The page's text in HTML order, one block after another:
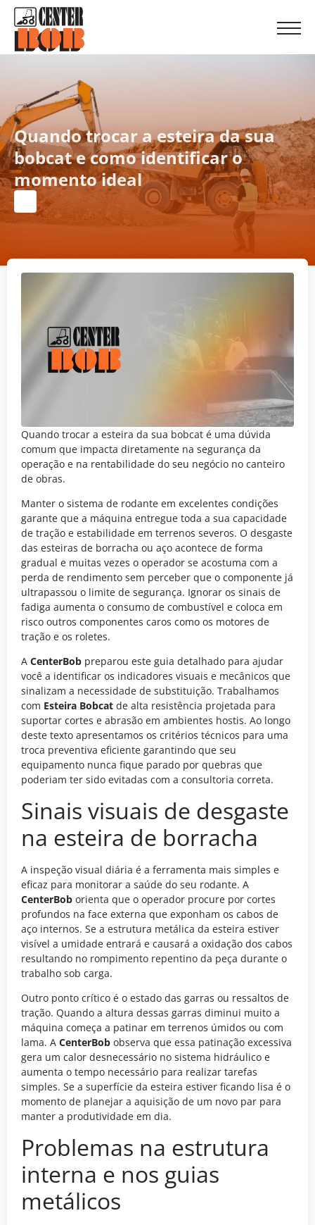
Quando trocar a esteira da sua
bobcat e como identificar o
momento ideal
Quando trocar a esteira da sua bobcat é uma dúvida
comum que impacta diretamente na segurança da
operação e na rentabilidade do seu negócio no canteiro
de obras.
Manter o sistema de rodante em excelentes condições
garante que a máquina entregue toda a sua capacidade
de tração e estabilidade em terrenos severos. O desgaste
das esteiras de borracha ou aço acontece de forma
gradual e muitas vezes o operador se acostuma com a
perda de rendimento sem perceber que o componente já
ultrapassou o limite de segurança. Ignorar os sinais de
fadiga aumenta o consumo de combustível e coloca em
risco outros componentes caros como os motores de
tração e os roletes.
A CenterBob preparou este guia detalhado para ajudar
você a identificar os indicadores visuais e mecânicos que
sinalizam a necessidade de substituição. Trabalhamos
com Esteira Bobcat de alta resistência projetada para
suportar cortes e abrasão em ambientes hostis. Ao longo
deste texto apresentamos os critérios técnicos para uma
troca preventiva eficiente garantindo que seu
equipamento nunca fique parado por quebras que
poderiam ter sido evitadas com a consultoria correta.
Sinais visuais de desgaste
na esteira de borracha
A inspeção visual diária é a ferramenta mais simples e
eficaz para monitorar a saúde do seu rodante. A
CenterBob orienta que o operador procure por cortes
profundos na face externa que exponham os cabos de
aço internos. Se a estrutura metálica da esteira estiver
visível a umidade entrará e causará a oxidação dos cabos
resultando no rompimento repentino da peça durante o
trabalho sob carga.
Outro ponto crítico é o estado das garras ou ressaltos de
tração. Quando a altura dessas garras diminui muito a
máquina começa a patinar em terrenos úmidos ou com
lama. A CenterBob observa que essa patinação excessiva
gera um calor desnecessário no sistema hidráulico e
aumenta o tempo necessário para realizar tarefas
simples. Se a superfície da esteira estiver ficando lisa é o
momento de planejar a aquisição de um novo par para
manter a produtividade em dia.
Problemas na estrutura
interna e nos guias
metálicos